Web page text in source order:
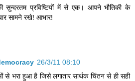
सुन्दरतम प्रविष्टियों में से एक। आपने भौतिकी के
सामने रखे! आभार!
26/3/11 08:10
से भरा हुआ है जिसे लगातार सार्थक चिंतन से ही सही